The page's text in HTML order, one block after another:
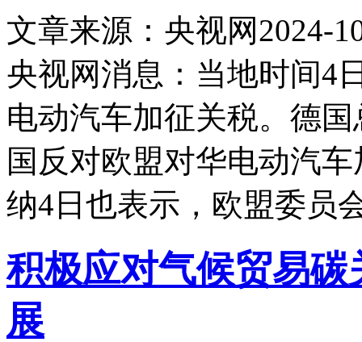
文章来源：央视网2024-
央视网消息：当地时间4
电动汽车加征关税。德
国反对欧盟对华电动汽
纳4日也表示，欧盟委员
积极应对气候贸易
展